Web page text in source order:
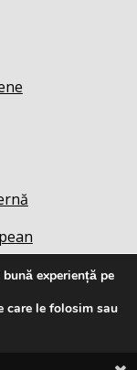
experiență pe
care le folosim sau